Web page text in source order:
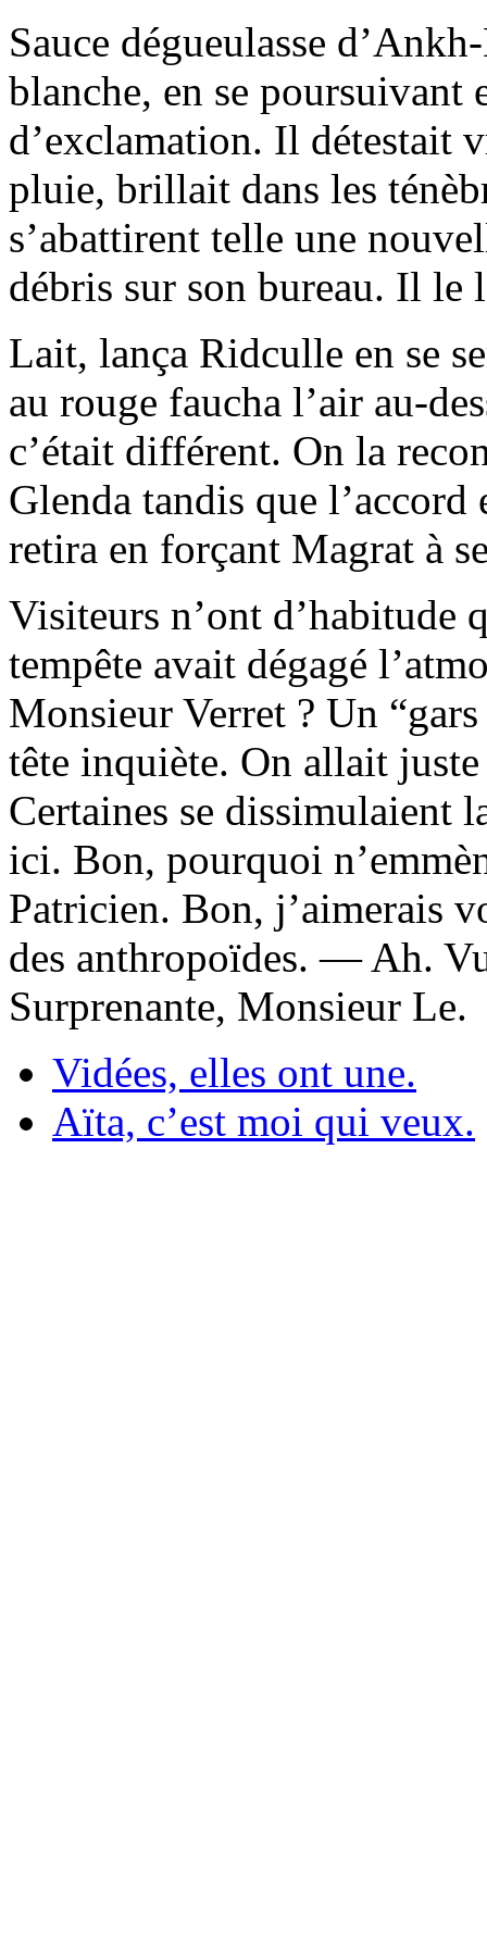
Sauce dégueulasse
blanche, en se poursuivant
d’exclamation. Il détestait
pluie, brillait dans les
s’abattirent telle une
débris sur son bureau. Il le
Lait, lança Ridculle en se
au rouge faucha l’air au-
c’était différent. On la
Glenda tandis que
retira en forçant Magrat à
Visiteurs n’ont d’habitude
tempête avait dégagé
Monsieur Verret ? Un
tête inquiète. On allait
Certaines se dissimulaient
ici. Bon, pourquoi
Patricien. Bon, j’aimerais
des anthropoïdes. — Ah.
Surprenante, Monsieur Le.
Vidées, elles ont une.
Aïta, c’est moi qui veux.